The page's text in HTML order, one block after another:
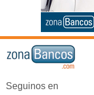
Seguinos en